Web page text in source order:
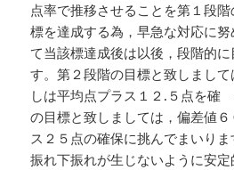
点率で推移させることを第１段
標を達成する為，早急な対応に
て当該標達成後は以後，段階的
す。第２段階の目標と致しまし
しは平均点プラス１２.５点を確
の目標と致しましては，偏差値
ス２５点の確保に挑んでまいり
振れ下振れが生じないように安